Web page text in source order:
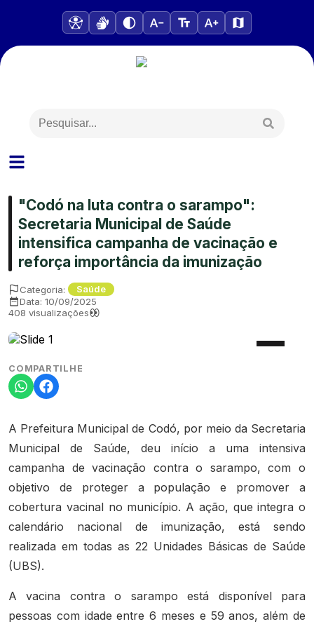
"Codó na luta contra o sarampo":
Secretaria Municipal de Saúde
intensifica campanha de vacinação e
reforça importância da imunização
Categoria: Saúde
Data: 10/09/2025
408 visualizações
COMPARTILHE
A Prefeitura Municipal de Codó, por meio da Secretaria
Municipal de Saúde, deu início a uma intensiva
campanha de vacinação contra o sarampo, com o
objetivo de proteger a população e promover a
cobertura vacinal no município. A ação, que integra o
calendário nacional de imunização, está sendo
realizada em todas as 22 Unidades Básicas de Saúde
(UBS).
A vacina contra o sarampo está disponível para
pessoas com idade entre 6 meses e 59 anos, além de